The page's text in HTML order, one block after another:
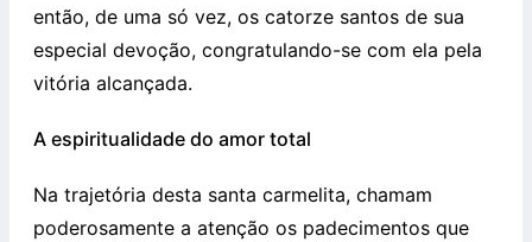
então, de uma só vez, os catorze santos de sua
especial devoção, congratulando-se com ela pela
vitória alcançada.
A espiritualidade do amor total
Na trajetória desta santa carmelita, chamam
poderosamente a atenção os padecimentos que